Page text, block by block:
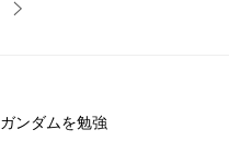
ガンダムを勉強